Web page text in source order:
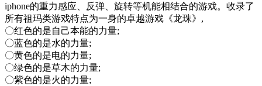
iphone的重力感应、反弹、旋转等机能相结合的游戏。收录了
所有祖玛类游戏特点为一身的卓越游戏《龙珠》,
〇红色的是自己本能的力量;
〇蓝色的是水的力量;
〇黄色的是电的力量;
〇绿色的是草木的力量;
〇紫色的是火的力量;